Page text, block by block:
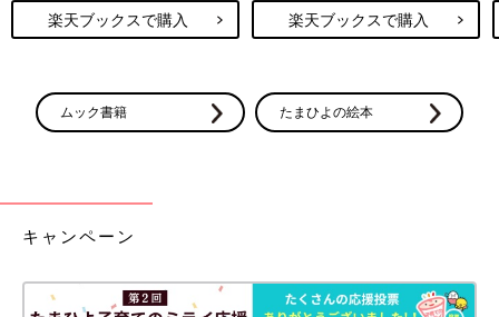
楽天ブックスで購入 楽天ブックスで購入
ムック書籍 たまひよの絵本
キャンペーン